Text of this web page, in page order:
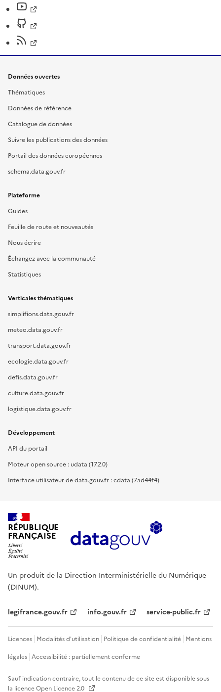
Données ouvertes
Thématiques
Données de référence
Catalogue de données
Suivre les publications des données
Portail des données européennes
schema.data.gouv.fr
Plateforme
Guides
Feuille de route et nouveautés
Nous écrire
Échangez avec la communauté
Statistiques
Verticales thématiques
simplifions.data.gouv.fr
meteo.data.gouv.fr
transport.data.gouv.fr
ecologie.data.gouv.fr
defis.data.gouv.fr
culture.data.gouv.fr
logistique.data.gouv.fr
Développement
API du portail
Moteur open source : udata (17.2.0)
Interface utilisateur de data.gouv.fr : cdata (7ad44f4)
RÉPUBLIQUE
FRANÇAISE
Un produit de la Direction Interministérielle du Numérique
(DINUM).
legifrance.gouv.fr info.gouv.fr service-public.fr
Licences Modalités d'utilisation Politique de confidentialité Mentions
légales Accessibilité : partiellement conforme
Sauf indication contraire, tout le contenu de ce site est disponible sous
la licenceOpen Licence 2.0